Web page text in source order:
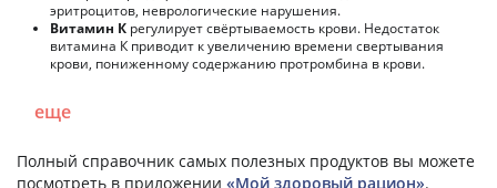
эритроцитов, неврологические нарушения.
Витамин К регулирует свёртываемость крови. Недостаток
витамина К приводит к увеличению времени свертывания
крови, пониженному содержанию протромбина в крови.
еще
Полный справочник самых полезных продуктов вы можете
посмотреть в приложении «Мой здоровый рацион».